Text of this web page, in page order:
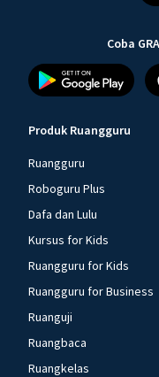
Coba
Produk Ruangguru
Ruangguru
Roboguru Plus
Dafa dan Lulu
Kursus for Kids
Ruangguru for Kids
Ruangguru for Business
Ruanguji
Ruangbaca
Ruangkelas